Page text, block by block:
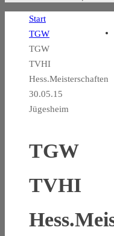
Start
TGW
TGW
TVHI
Hess.Meisterschaften
30.05.15
Jügesheim
TGW
TVHI